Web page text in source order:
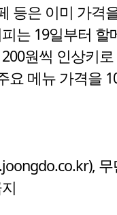
등은 이미 가격
는 19일부터 할
원씩 인상키
요 메뉴 가격을
무